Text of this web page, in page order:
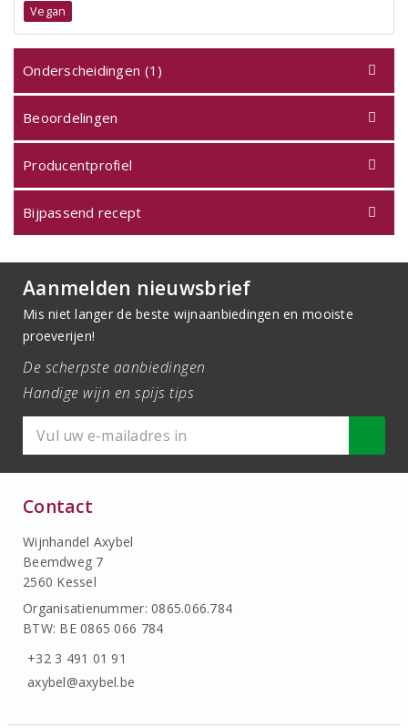
Vegan
Onderscheidingen (1)
Beoordelingen
Producentprofiel
Bijpassend recept
Aanmelden nieuwsbrief
Mis niet langer de beste wijnaanbiedingen en mooiste
proeverijen!
De scherpste aanbiedingen
Handige wijn en spijs tips
Contact
Wijnhandel Axybel
Beemdweg 7
2560 Kessel
Organisatienummer: 0865.066.784
BTW: BE 0865 066 784
+32 3 491 01 91
axybel@axybel.be